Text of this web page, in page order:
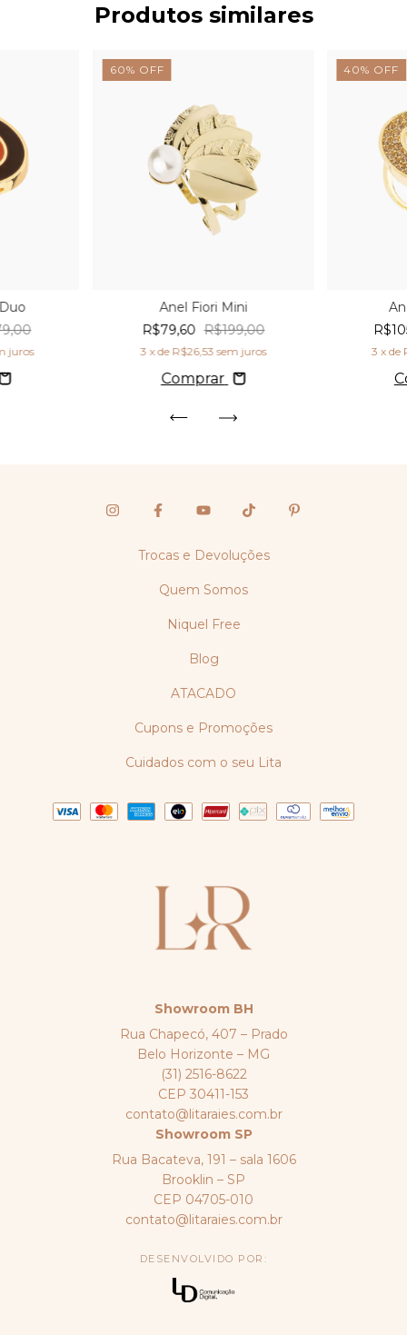
Produtos similares
juros
60% OFF
Anel Fiori Mini
R$79,60 R$199,00
3 x de R$26,53 sem juros
Comprar
40% OFF
3 x de
Trocas e Devoluções
Quem Somos
Niquel Free
Blog
ATACADO
Cupons e Promoções
Cuidados com o seu Lita
Showroom BH
Rua Chapecó, 407 – Prado
Belo Horizonte – MG
(31) 2516-8622
CEP 30411-153
contato@litaraies.com.br
Showroom SP
Rua Bacateva, 191 – sala 1606
Brooklin – SP
CEP 04705-010
contato@litaraies.com.br
DESENVOLVIDO POR: